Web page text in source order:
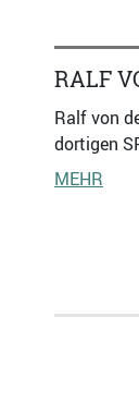
RALF
Ralf von
dortigen
MEHR